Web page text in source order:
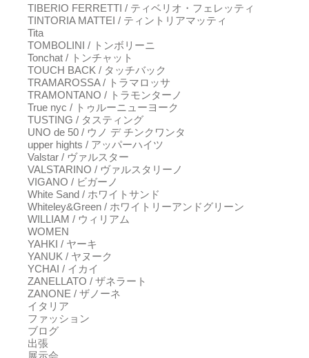
TIBERIO FERRETTI / ティベリオ・フェレッティ
TINTORIA MATTEI / ティントリアマッティ
Tita
TOMBOLINI / トンボリーニ
Tonchat / トンチャット
TOUCH BACK / タッチバック
TRAMAROSSA / トラマロッサ
TRAMONTANO / トラモンターノ
True nyc / トゥルーニューヨーク
TUSTING / タスティング
UNO de 50 / ウノ デ チンクワンタ
upper hights / アッパーハイツ
Valstar / ヴァルスター
VALSTARINO / ヴァルスタリーノ
VIGANO / ビガーノ
White Sand / ホワイトサンド
Whiteley&Green / ホワイトリーアンドグリーン
WILLIAM / ウィリアム
WOMEN
YAHKI / ヤーキ
YANUK / ヤヌーク
YCHAI / イカイ
ZANELLATO / ザネラート
ZANONE / ザノーネ
イタリア
ファッション
ブログ
出張
展示会